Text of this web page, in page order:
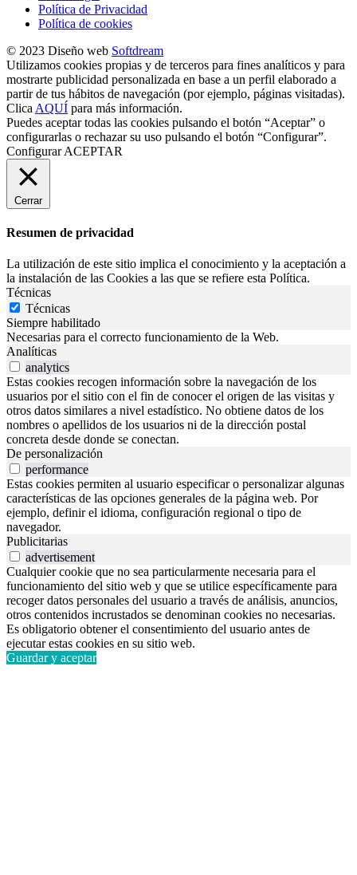
Política de Privacidad
Política de cookies
© 2023 Diseño web Softdream
Utilizamos cookies propias y de terceros para fines analíticos y para
mostrarte publicidad personalizada en base a un perfil elaborado a
partir de tus hábitos de navegación (por ejemplo, páginas visitadas).
Clica AQUÍ para más información.
Puedes aceptar todas las cookies pulsando el botón “Aceptar” o
configurarlas o rechazar su uso pulsando el botón “Configurar”.
Configurar ACEPTAR
Cerrar
Resumen de privacidad
La utilización de este sitio implica el conocimiento y la aceptación a
la instalación de las Cookies a las que se refiere esta Política.
Técnicas
Técnicas
Siempre habilitado
Necesarias para el correcto funcionamiento de la Web.
Analíticas
analytics
Estas cookies recogen información sobre la navegación de los
usuarios por el sitio con el fin de conocer el origen de las visitas y
otros datos similares a nivel estadístico. No obtiene datos de los
nombres o apellidos de los usuarios ni de la dirección postal
concreta desde donde se conectan.
De personalización
performance
Estas cookies permiten al usuario especificar o personalizar algunas
características de las opciones generales de la página web. Por
ejemplo, definir el idioma, configuración regional o tipo de
navegador.
Publicitarias
advertisement
Cualquier cookie que no sea particularmente necesaria para el
funcionamiento del sitio web y que se utilice específicamente para
recoger datos personales del usuario a través de análisis, anuncios,
otros contenidos incrustados se denominan cookies no necesarias.
Es obligatorio obtener el consentimiento del usuario antes de
ejecutar estas cookies en su sitio web.
Guardar y aceptar